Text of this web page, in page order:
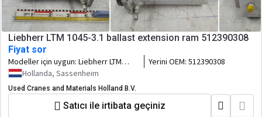
Liebherr LTM 1045-3.1 ballast extension ram 512390308
Fiyat sor
Modeller için uygun: Liebherr LTM
1045-3.1
Yerini OEM: 512390308
Hollanda, Sassenheim
Used Cranes and Materials Holland B.V.
Satıcı ile irtibata geçiniz